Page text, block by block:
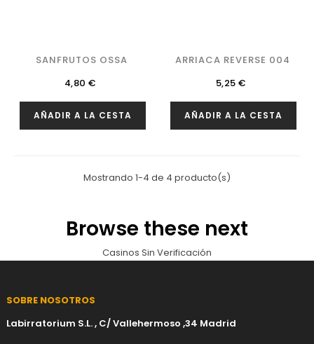
SANFRUTOS OSSA
Precio
4,80 €
AÑADIR A LA CESTA
ARRIACA REVERSE 004
Precio
5,25 €
AÑADIR A LA CESTA
Mostrando 1-4 de 4 producto(s)
Browse these next
Casinos Sin Verificación
SOBRE NOSOTROS
Labirratorium S.L. , C/ Vallehermoso ,34 Madrid